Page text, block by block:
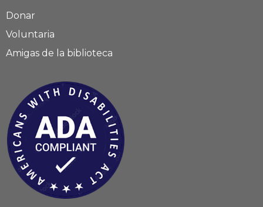
Donar
Voluntaria
Amigas de la biblioteca